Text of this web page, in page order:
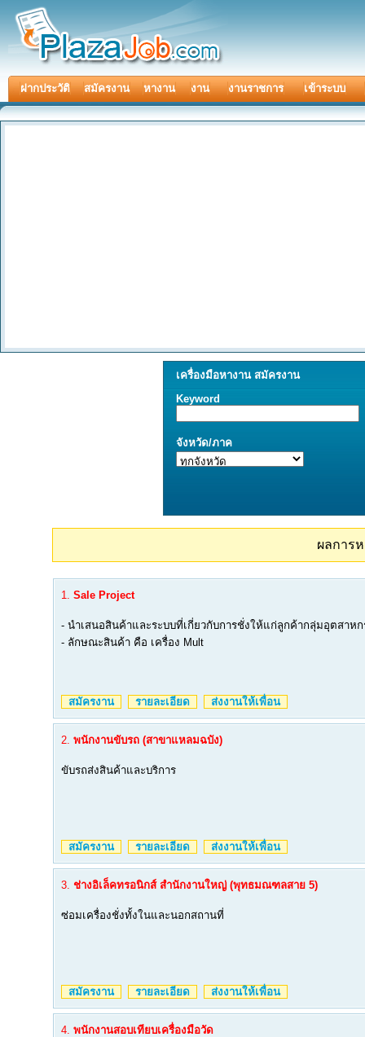
ฝากประวัติ สมัครงาน หางาน งาน งานราชการ เข้าระบบ
เครื่องมือหางาน สมัครงาน
Keyword
จังหวัด/ภาค
ผลการ
1. Sale Project
- นำเสนอสินค้าและระบบที่เกี่ยวกับการชั่งให้แก่ลูกค้ากลุ่มอุตสาหก
- ลักษณะสินค้า คือ เครื่อง Mult
สมัครงาน รายละเอียด ส่งงานให้เพื่อน
2. พนักงานขับรถ (สาขาแหลมฉบัง)
ขับรถส่งสินค้าและบริการ
สมัครงาน รายละเอียด ส่งงานให้เพื่อน
3. ช่างอิเล็คทรอนิกส์ สำนักงานใหญ่ (พุทธมณฑลสาย 5)
ซ่อมเครื่องชั่งทั้งในและนอกสถานที่
สมัครงาน รายละเอียด ส่งงานให้เพื่อน
4. พนักงานสอบเทียบเครื่องมือวัด